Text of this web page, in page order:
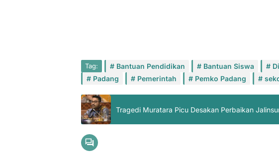
Tag: Bantuan Pendidikan Bantuan Siswa
Padang
Pemerintah Pemko Padang
Tragedi Muratara Picu Desakan Perbaikan